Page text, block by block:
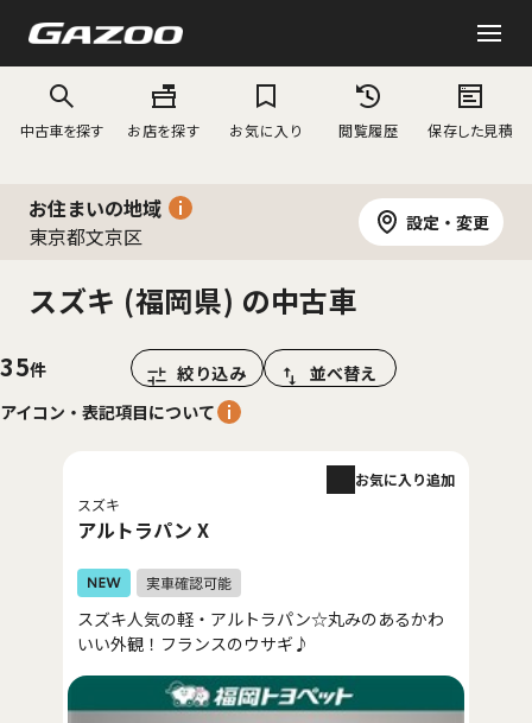
中古車を探す お店を探す お気に入り 閲覧履歴 保存した見積
お住まいの地域
東京都文京区
設定・変更
スズキ (福岡県) の中古車
35 絞り込み
並べ替え
アイコン・表記項目について
スズキ
アルトラパン X
お気に入り追加
スズキ人気の軽・アルトラパン☆丸みのあるかわ
いい外観！フランスのウサギ♪